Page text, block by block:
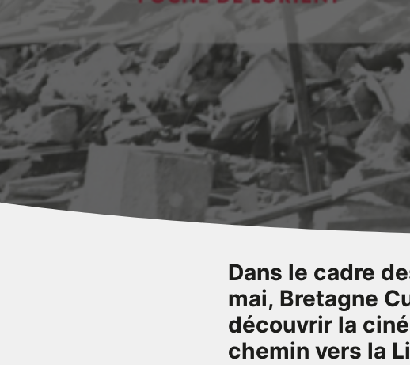
Dans le cadre
mai, Bretagne
découvrir la
chemin vers la